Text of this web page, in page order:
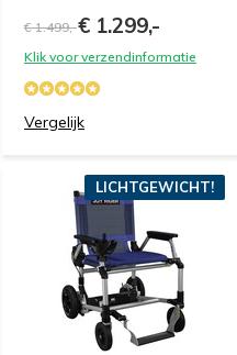
€ 1.499,-€ 1.299,-
Klik voor verzendinformatie
Vergelijk
LICHTGEWICHT!